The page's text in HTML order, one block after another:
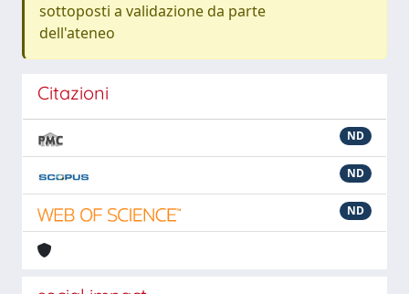
sottoposti a validazione da parte
dell'ateneo
Citazioni
ND
ND
ND